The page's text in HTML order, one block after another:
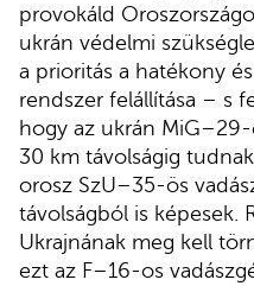
provokáld
ukrán védelmi
a prioritás a hatékony
rendszer felállítása – s
hogy az ukrán
30 km távolságig
orosz SzU–35-ös
távolságból is képesek.
Ukrajnának meg kell
ezt az F–16-os